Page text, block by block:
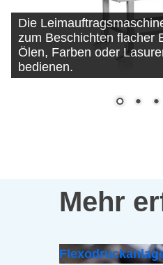
Die
zum Beschichten flacher
Ölen, Farben oder
bedienen.
Mehr